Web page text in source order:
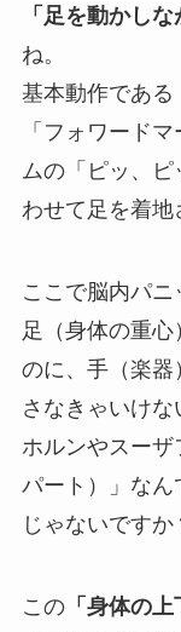
「足を動かしな
ね。
基本動作である
「フォワード
ムの「ピッ、
わせて足を着地
ここで脳内パニ
足（身体の重
のに、手（楽器
さなきゃいけな
ホルンやスー
パート）」なん
じゃないですか
この「身体の上